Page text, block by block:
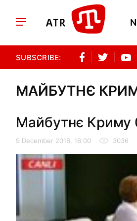
SUBSCRIBE:
МАЙБУТНЄ
Майбутнє Криму
9 December 2016, 16:00 3036